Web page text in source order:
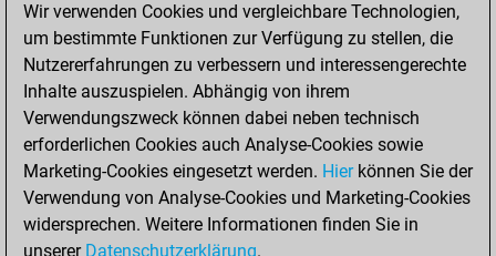
Your Latest App
Activity
Yesterday
You played 400
blitz games
Play
You scored
Wir verwenden Cookies und vergleichbare Technologien,
um bestimmte Funktionen zur Verfügung zu stellen, die
Nutzererfahrungen zu verbessern und interessengerechte
Inhalte auszuspielen. Abhängig von ihrem
Verwendungszweck können dabei neben technisch
erforderlichen Cookies auch Analyse-Cookies sowie
Marketing-Cookies eingesetzt werden. Hierkönnen Sie der
Verwendung von Analyse-Cookies und Marketing-Cookies
widersprechen. Weitere Informationen finden Sie in
unserer Datenschutzerklärung.